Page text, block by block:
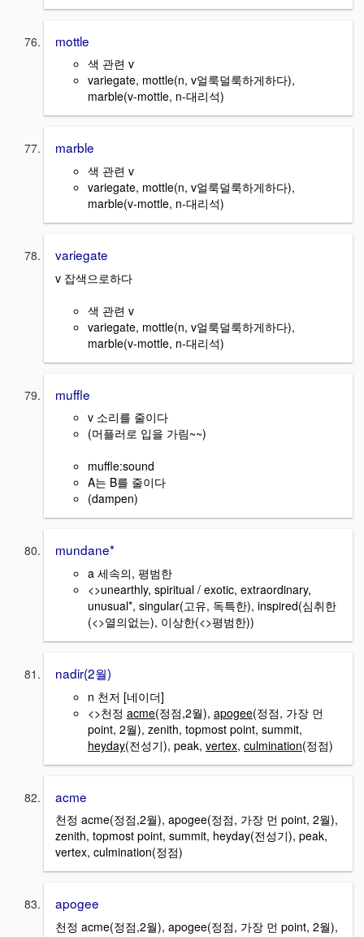
mottle
색 관련 v
variegate, mottle(n, v얼룩덜룩하게하다),
marble(v-mottle, n-대리석)
marble
색 관련 v
variegate, mottle(n, v얼룩덜룩하게하다),
marble(v-mottle, n-대리석)
variegate
v 잡색으로하다
색 관련 v
variegate, mottle(n, v얼룩덜룩하게하다),
marble(v-mottle, n-대리석)
muffle
v 소리를 줄이다
(머플러로 입을 가림~~)
muffle:sound
A는 B를 줄이다
(dampen)
mundane*
a 세속의, 평범한
<>unearthly, spiritual / exotic, extraordinary,
unusual*, singular(고유, 독특한), inspired(심취한
(<>열의없는), 이상한(<>평범한))
nadir(2월)
n 천저 [네이더]
<>천정 acme(정점,2월), apogee(정점, 가장 먼
point, 2월), zenith, topmost point, summit,
heyday(전성기), peak, vertex, culmination(정점)
acme
천정 acme(정점,2월), apogee(정점, 가장 먼 point, 2월),
zenith, topmost point, summit, heyday(전성기), peak,
vertex, culmination(정점)
apogee
천정 acme(정점,2월), apogee(정점, 가장 먼 point, 2월),